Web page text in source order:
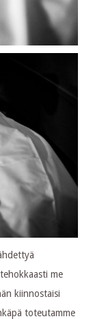
me
kiinnostaisi
toteutamme